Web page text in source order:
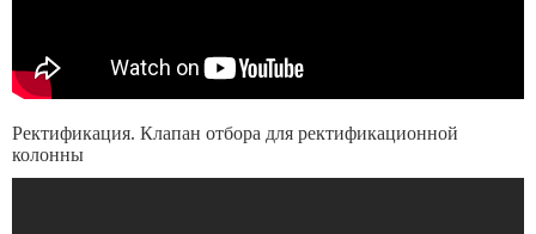
Ректификация. Клапан отбора для ректификационной
колонны